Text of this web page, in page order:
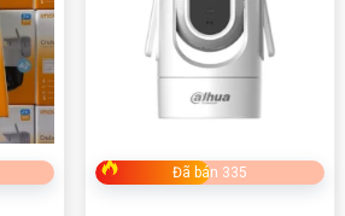
Đàm thoại hai chiều, phát hiện chuyển
động
Hồng ngoại tự động – lên đến 10m
ONVIF, Cloud Storage, App điện thoại
Đã bán 335